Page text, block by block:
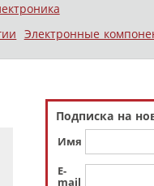
Электронные
Подписка на
Имя
E-
mail